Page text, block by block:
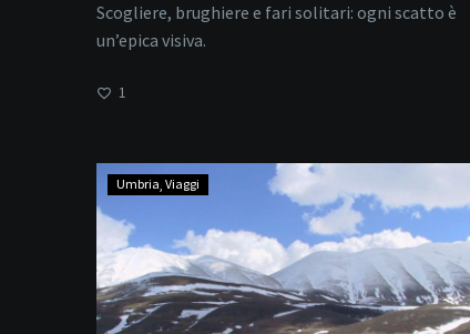
Scogliere, brughiere e fari solitari: ogni scatto è
un’epica visiva.
1
Parco
dei
Monti
Sibillini
Umbria Viaggi